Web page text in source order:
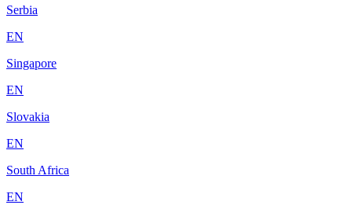
Serbia
EN
Singapore
EN
Slovakia
EN
South Africa
EN